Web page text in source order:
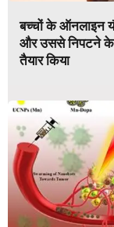
बच्चों के ऑनलाइन
और उससे निपटने के
तैयार किया